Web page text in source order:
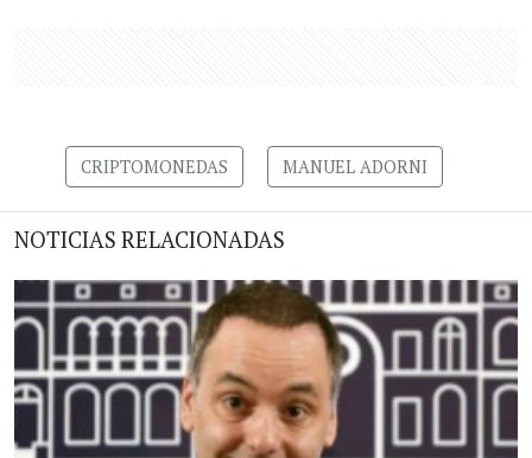
CRIPTOMONEDAS MANUEL ADORNI
NOTICIAS RELACIONADAS